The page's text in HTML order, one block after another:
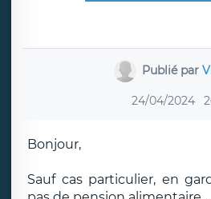
Publié par
24/04/2024
Bonjour,
Sauf cas particulier, en